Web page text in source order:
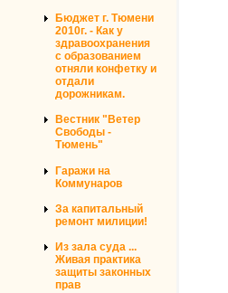
Бюджет г. Тюмени
2010г. - Как у
здравоохранения
с образованием
отняли конфетку и
отдали
дорожникам.
Вестник "Ветер
Свободы -
Тюмень"
Гаражи на
Коммунаров
За капитальный
ремонт милиции!
Из зала суда ...
Живая практика
защиты законных
прав